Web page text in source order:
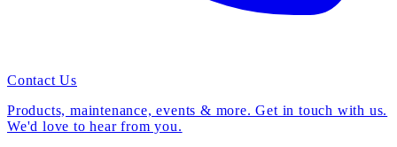
Contact Us
Products, maintenance, events & more. Get in touch with us.
We'd love to hear from you.